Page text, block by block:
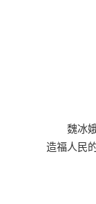
魏冰
造福人民